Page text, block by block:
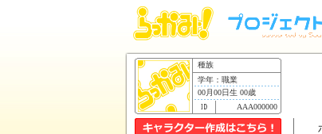
種族
学年：職業
00月00日生 00歳
AAA000000